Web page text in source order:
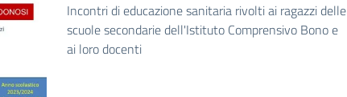
Incontri di educazione sanitaria rivolti ai ragazzi delle
scuole secondarie dell'Istituto Comprensivo Bono e
ai loro docenti